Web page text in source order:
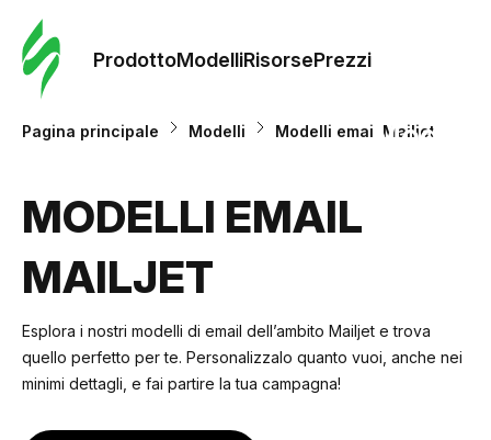
ProdottoModelliRisorsePrezzi
Modelli
Pagina principale Modelli Modelli email Mailjet
MODELLI EMAIL
MAILJET
Esplora i nostri modelli di email dell’ambito Mailjet e trova
quello perfetto per te. Personalizzalo quanto vuoi, anche nei
minimi dettagli, e fai partire la tua campagna!